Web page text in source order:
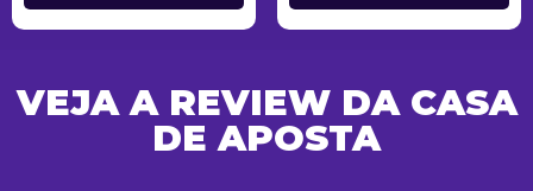
VEJA A REVIEW DA CASA
DE APOSTA